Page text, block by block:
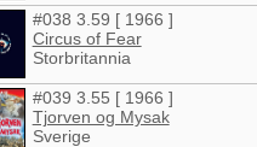
#038 3.59 [ 1966 ]
Circus of Fear
Storbritannia
#039 3.55 [ 1966 ]
Tjorven og Mysak
Sverige